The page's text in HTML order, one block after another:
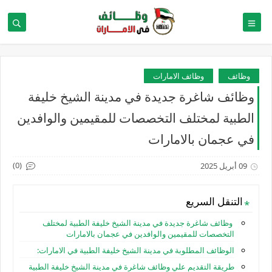
وظائف وظائف الامارات
وظائف شاغرة جديدة في مدينة الشيخ خليفة
الطبية لمختلف التخصصات للمقيمين والوافدين
في عجمان بالامارات
09 أبريل 2025 (0)
التنقل السريع
وظائف شاغرة جديدة في مدينة الشيخ خليفة الطبية لمختلف
التخصصات للمقيمين والوافدين في عجمان بالامارات
الوظائف المطلوبة في مدينة الشيخ خليفة الطبية في الامارات:
طريقة التقديم علي وظائف شاغرة في مدينة الشيخ خليفة الطبية